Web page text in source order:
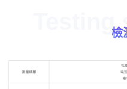
Testing
檢